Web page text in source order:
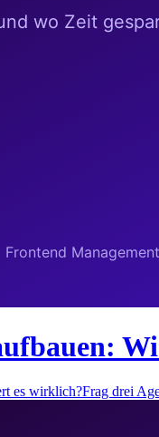
es wirklich?Frag drei